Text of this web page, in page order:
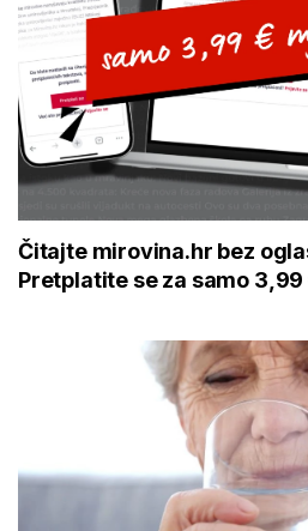
Čitajte mirovina.hr bez
Pretplatite se za samo